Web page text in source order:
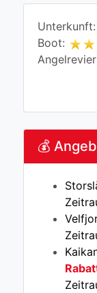
Unterkunft:
Boot:
💰